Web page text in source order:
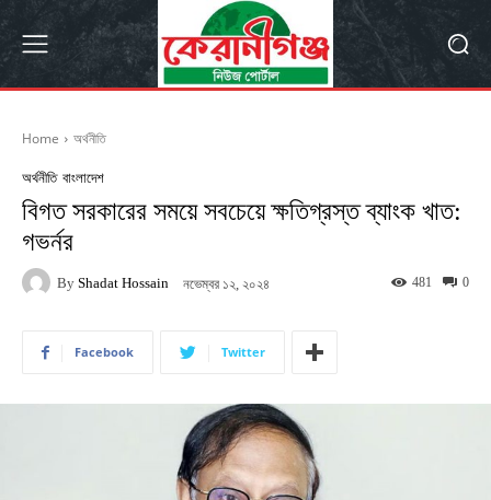
Home অর্থনীতি
অর্থনীতি বাংলাদেশ
বিগত সরকারের সময়ে সবচেয়ে ক্ষতিগ্রস্ত ব্যাংক খাত:
গভর্নর
By Shadat Hossain নভেম্বর ১২, ২০২৪ 0
481
Facebook Twitter